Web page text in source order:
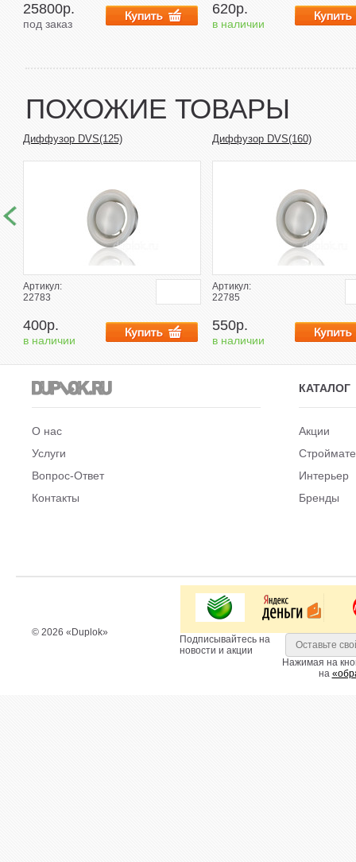
25800р.
под заказ
620р.
в наличии
ПОХОЖИЕ ТОВАРЫ
Диффузор DVS(125)
Артикул:
22783
400р.
в наличии
Диффузор DVS(160)
Артикул:
22785
550р.
в наличии
КАТАЛОГ
О нас
Услуги
Вопрос-Ответ
Контакты
Акции
Интерьер
Бренды
© 2026 «Duplok»
Подписывайтесь на
новости и акции
Нажимая на
на